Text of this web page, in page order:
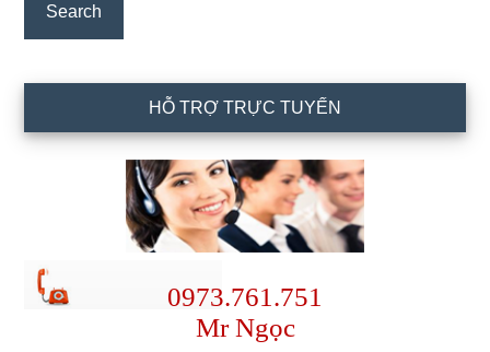
HỖ TRỢ TRỰC TUYẾN
0973.761.751
Mr Ngọc